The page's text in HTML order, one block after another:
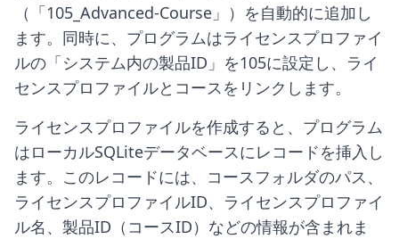
（「105_Advanced-Course」）を自動的に追加し
ます。同時に、プログラムはライセンスプロファイ
ルの「システム内の製品ID」を105に設定し、ライ
センスプロファイルとコースをリンクします。
ライセンスプロファイルを作成すると、プログラム
はローカルSQLiteデータベースにレコードを挿入し
ます。このレコードには、コースフォルダのパス、
ライセンスプロファイルID、ライセンスプロファイ
ル名、製品ID（コースID）などの情報が含まれま